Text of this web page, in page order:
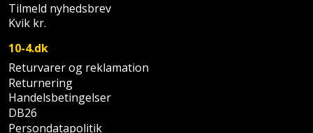
terrassebrædder
Lecablokke
og
fundablokke
Lofter
Hammer
Høvl
Kiler
Kloakrenser
Detektor
Diamantskæremaskine
Diamantslibertilbehør
Robotplæneklipper
Robotplæneklipper
tilbehør
Vandpumpe
Drivhustilbehør
Elartikler
Flagstænger
til
hus
Tilmeld nyhedsbrev
Kvik kr.
10-4.dk
Returvarer og reklamation
Returnering
Handelsbetingelser
DB26
Persondatapolitik